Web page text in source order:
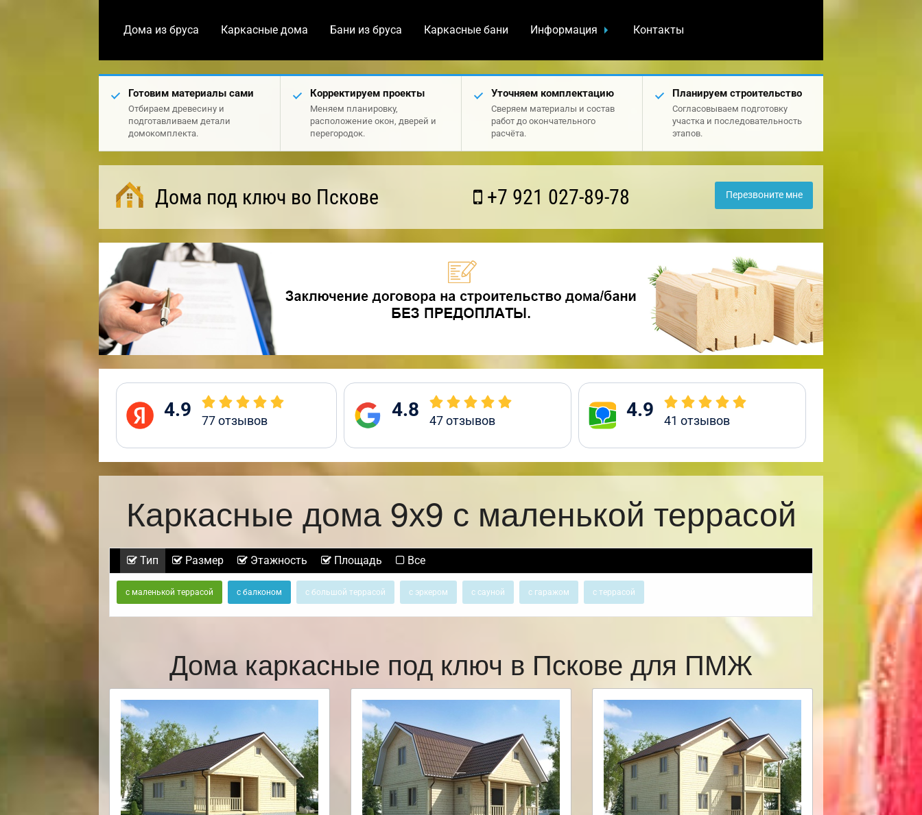
Дома из бруса Каркасные дома Бани из бруса Каркасные бани Информация Контакты
Готовим материалы сами
Отбираем древесину и
подготавливаем детали
домокомплекта.
Корректируем проекты
Меняем планировку,
расположение окон, дверей и
перегородок.
Уточняем комплектацию
Сверяем материалы и состав
работ до окончательного
расчёта.
Планируем строительство
Согласовываем подготовку
участка и последовательность
этапов.
Дома под ключ во Пскове +7 921 027-89-78 Перезвоните мне
4.9 77отзывов 4.8 47отзывов 4.9 41 отзывов
Каркасные дома 9х9 с маленькой террасой
Тип Размер Этажность Площадь Все
с маленькой террасой с балконом с большой террасой с эркером с сауной с гаражом с террасой
Дома каркасные под ключ в Пскове для ПМЖ